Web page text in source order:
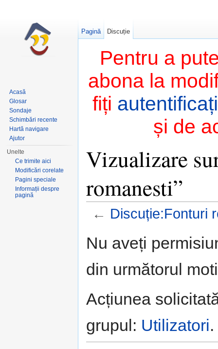
Pentru a
abona la
fiți autentificați
și de
Vizualizare
romanesti”
← Discuție:Fonturi
Nu aveți
din următorul
Acțiunea
grupul: Utilizatori.
Pagină Discuție
Acasă
Glosar
Sondaje
Schimbări recente
Hartă navigare
Ajutor
Unelte
Ce trimite aici
Modificări corelate
Pagini speciale
Informații despre
pagină